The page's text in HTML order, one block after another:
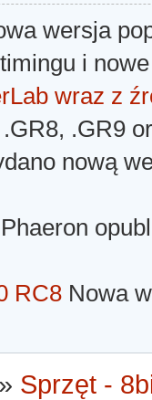
wersja
i
wraz z
.GR9
nową
Phaeron
RC8 Nowa
» Sprzęt -